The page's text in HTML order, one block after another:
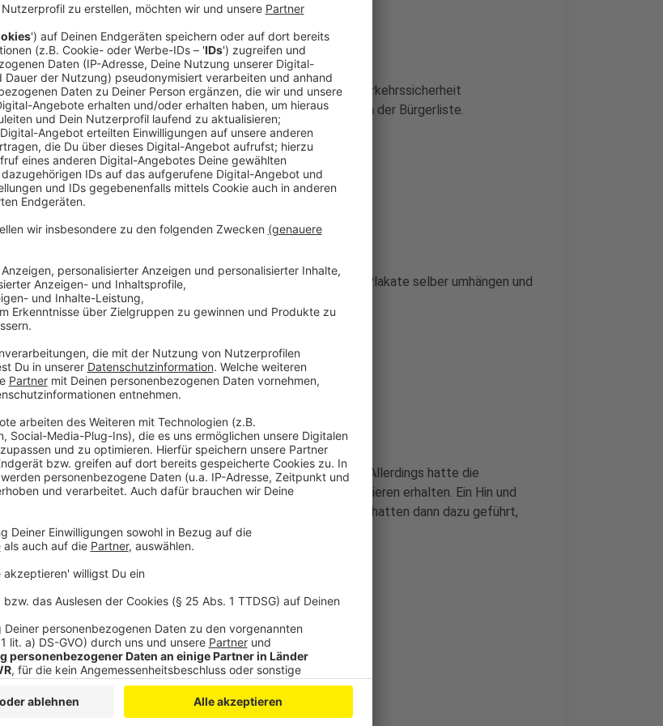
Anzeige
Die Plakate hätte die Stadt so aufgehängt, dass teilweise die Verkehrssicherheit
beeinträchtigt wäre und auch die „optische Ordnung“, heißt es von der Bürgerliste.
Anzeige
Bürgerliste setzt Deadline
Anzeige
Wenn sich das nicht bis morgen ändert, wolle die Bürgerliste die Plakate selber umhängen und
die Kosten in Rechnung stellen.
Anzeige
Skurrile Geschichte um Genehmigung
Anzeige
Eigentlich sollten Wahlplakate gerade noch gar kein Thema sein. Allerdings hatte die
Bürgerliste aus Versehen eine verfrühte Genehmigung zum Plakatieren erhalten. Ein Hin und
Her aus Aufhängen und Abhängen und eine Gerichtsentscheidung hatten dann dazu geführt,
dass die Stadt für die Bürgerliste plakatieren muss.
Mehr News aus Leverkusen
Anzeige
Entwarnung: Kein Gefahrstoff in Opladen